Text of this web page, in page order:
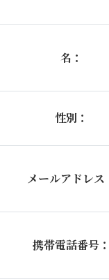
名：
性別：
メールアドレス
携帯電話番号：